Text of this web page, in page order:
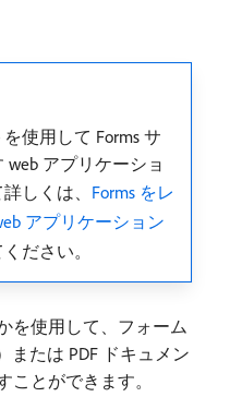
使用して Forms サ
アプリケーショ
しくは、 Forms をレ
アプリケーション
ださい。
を使用して、フォーム
または PDF ドキュメン
ことができます。